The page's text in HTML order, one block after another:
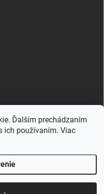
Ďalším prechádzaním
ich používaním. Viac